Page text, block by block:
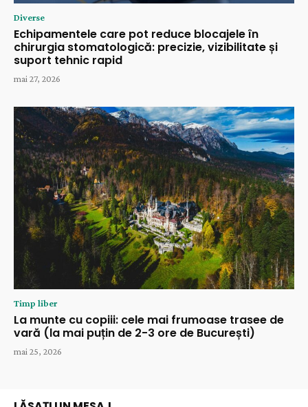
Diverse
Echipamentele care pot reduce blocajele în
chirurgia stomatologică: precizie, vizibilitate și
suport tehnic rapid
mai 27, 2026
Timp liber
La munte cu copiii: cele mai frumoase trasee de
vară (la mai puțin de 2-3 ore de București)
mai 25, 2026